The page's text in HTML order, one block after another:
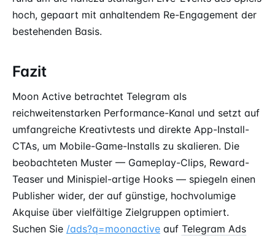
hoch, gepaart mit anhaltendem Re-Engagement der
bestehenden Basis.
Fazit
Moon Active betrachtet Telegram als
reichweitenstarken Performance-Kanal und setzt auf
umfangreiche Kreativtests und direkte App-Install-
CTAs, um Mobile-Game-Installs zu skalieren. Die
beobachteten Muster — Gameplay-Clips, Reward-
Teaser und Minispiel-artige Hooks — spiegeln einen
Publisher wider, der auf günstige, hochvolumige
Akquise über vielfältige Zielgruppen optimiert.
Suchen Sie /ads?q=moonactive auf Telegram Ads